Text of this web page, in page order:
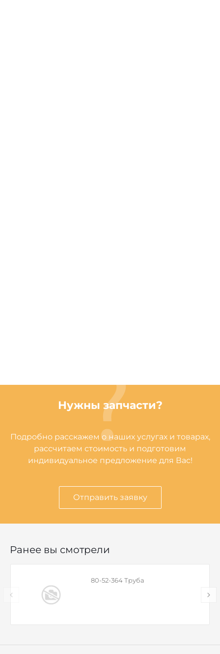
Нужны запчасти?
Подробно расскажем о наших услугах и товарах,
рассчитаем стоимость и подготовим
индивидуальное предложение для Вас!
Отправить заявку
Ранее вы смотрели
80-52-364 Труба